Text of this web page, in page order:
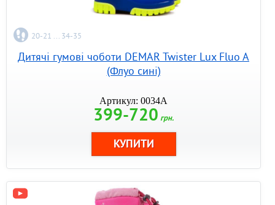
20-21 ... 34-35
Дитячі гумові чоботи DEMAR Twister Lux Fluo A
(Флуо сині)
Артикул: 0034A
399-720 грн.